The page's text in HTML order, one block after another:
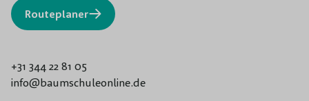
Routeplaner
+31 344 22 81 05
info@baumschuleonline.de